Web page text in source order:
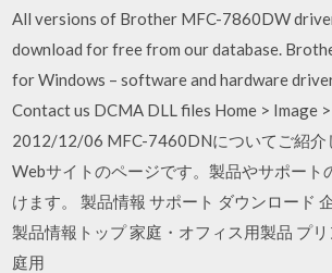
All versions of Brother MFC-7860DW
download for free from our database.
for Windows – software and hardware
Contact us DCMA DLL files Home > Image
2012/12/06 MFC-7460DNについてご紹介
Webサイトのページです。製品やサポート
けます。 製品情報 サポート ダウンロード
製品情報トップ 家庭・オフィス用製品 プ
庭用